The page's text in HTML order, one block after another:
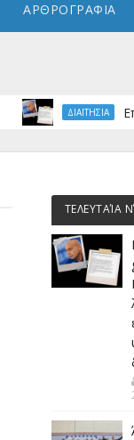
ΑΡΘΡΟΓΡΑΦΙΑ
ΔΙΑΙΤΗΣΙΑ
ΤΕΛΕΥΤΑΊΑ